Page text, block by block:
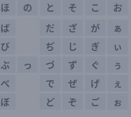
ほ の と そ こ
お
ば だ ざ が
ぁ
び ぢ じ ぎ
ぃ
ぶ っ づ ず ぐ
ぅ
べ で ぜ げ
ぇ
ぼ ど ぞ ご ぉ